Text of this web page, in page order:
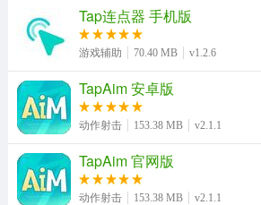
2、玩家需使用手枪射击屏幕上出现的
Tap连点器 手机版
游戏辅助 70.40 MB v1.2.6
TapAim 安卓版
动作射击 153.38 MB v2.1.1
TapAim 官网版
动作射击 153.38 MB v2.1.1